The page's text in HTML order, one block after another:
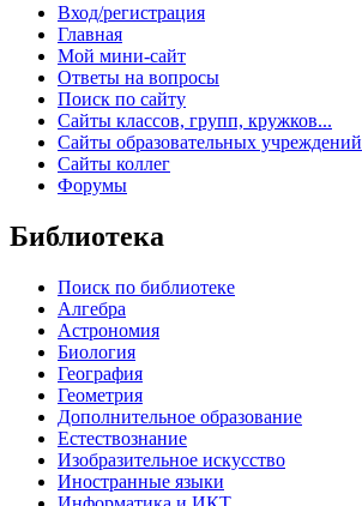
Вход/регистрация
Главная
Мой мини-сайт
Ответы на вопросы
Поиск по сайту
Сайты классов, групп, кружков...
Сайты образовательных учреждений
Сайты коллег
Форумы
Библиотека
Поиск по библиотеке
Алгебра
Астрономия
Биология
География
Геометрия
Дополнительное образование
Естествознание
Изобразительное искусство
Иностранные языки